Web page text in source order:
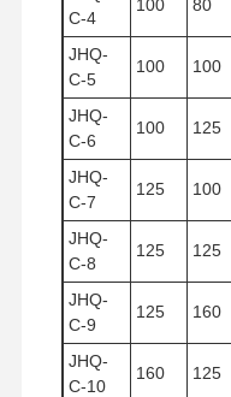
C-4
100 80
JHQ-
C-5
100 100
JHQ-
C-6
100 125
JHQ-
C-7
125 100
JHQ-
C-8
125 125
JHQ-
C-9
125 160
JHQ-
C-10
160 125